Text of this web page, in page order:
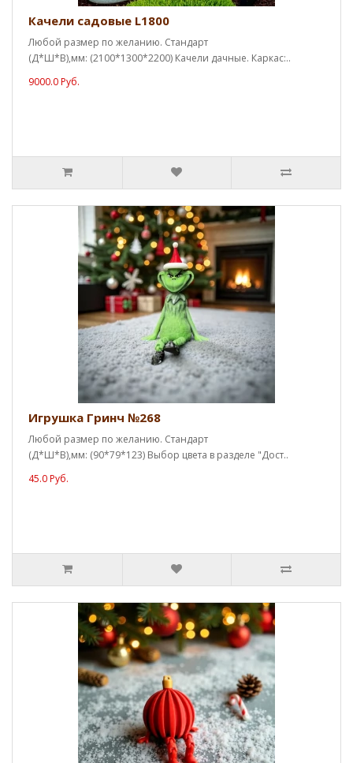
Качели садовые L1800
Любой размер по желанию. Стандарт
(Д*Ш*В),мм: (2100*1300*2200) Качели дачные. Каркас:..
9000.0 Руб.
Игрушка Гринч №268
Любой размер по желанию. Стандарт
(Д*Ш*В),мм: (90*79*123) Выбор цвета в разделе "Дост..
45.0 Руб.